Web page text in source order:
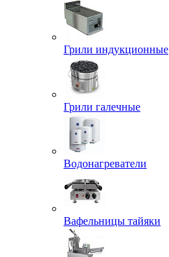
Грили индукционные
Грили галечные
Водонагреватели
Вафельницы тайяки